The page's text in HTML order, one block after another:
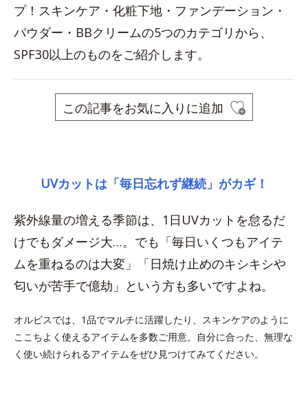
プ！スキンケア・化粧下地・ファンデーション・
パウダー・BBクリームの5つのカテゴリから、
SPF30以上のものをご紹介します。
この記事をお気に入りに追加
UVカットは「毎日忘れず継続」がカギ！
紫外線量の増える季節は、1日UVカットを怠るだ
けでもダメージ大…。でも「毎日いくつもアイテ
ムを重ねるのは大変」「日焼け止めのキシキシや
匂いが苦手で億劫」という方も多いですよね。
オルビスでは、1品でマルチに活躍したり、スキンケアのように
ここちよく使えるアイテムを多数ご用意。自分に合った、無理な
く使い続けられるアイテムをぜひ見つけてみてください。